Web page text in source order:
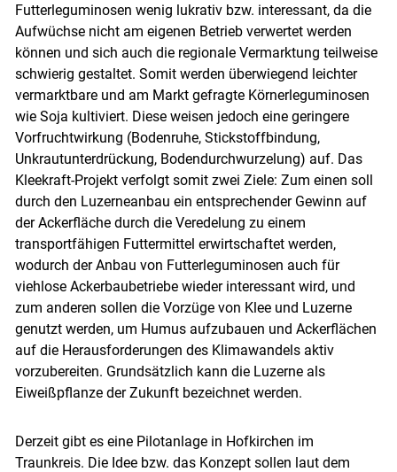
Skip to main content
Futterleguminosen wenig lukrativ bzw. interessant, da die
Aufwüchse nicht am eigenen Betrieb verwertet werden
können und sich auch die regionale Vermarktung teilweise
schwierig gestaltet. Somit werden überwiegend leichter
vermarktbare und am Markt gefragte Körnerleguminosen
wie Soja kultiviert. Diese weisen jedoch eine geringere
Vorfruchtwirkung (Bodenruhe, Stickstoffbindung,
Unkrautunterdrückung, Bodendurchwurzelung) auf. Das
Kleekraft-Projekt verfolgt somit zwei Ziele: Zum einen soll
durch den Luzerneanbau ein entsprechender Gewinn auf
der Ackerfläche durch die Veredelung zu einem
transportfähigen Futtermittel erwirtschaftet werden,
wodurch der Anbau von Futterleguminosen auch für
viehlose Ackerbaubetriebe wieder interessant wird, und
zum anderen sollen die Vorzüge von Klee und Luzerne
genutzt werden, um Humus aufzubauen und Ackerflächen
auf die Herausforderungen des Klimawandels aktiv
vorzubereiten. Grundsätzlich kann die Luzerne als
Eiweißpflanze der Zukunft bezeichnet werden.
Derzeit gibt es eine Pilotanlage in Hofkirchen im
Traunkreis. Die Idee bzw. das Konzept sollen laut dem